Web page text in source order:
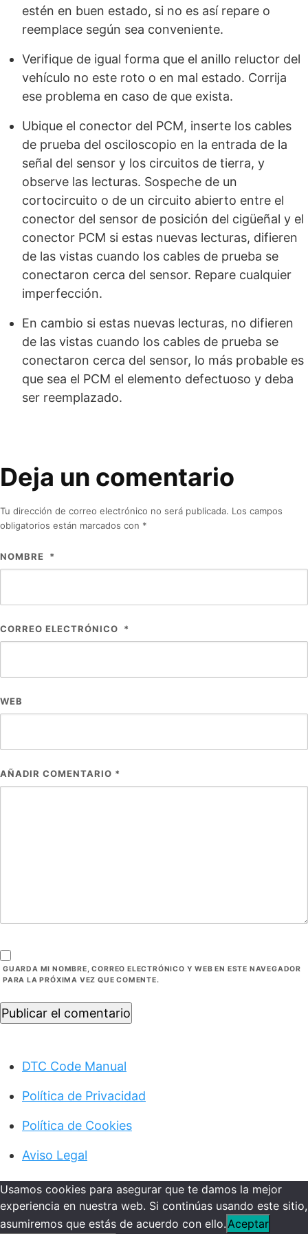
estén en buen estado, si no es así repare o
reemplace según sea conveniente.
Verifique de igual forma que el anillo reluctor del
vehículo no este roto o en mal estado. Corrija
ese problema en caso de que exista.
Ubique el conector del PCM, inserte los cables
de prueba del osciloscopio en la entrada de la
señal del sensor y los circuitos de tierra, y
observe las lecturas. Sospeche de un
cortocircuito o de un circuito abierto entre el
conector del sensor de posición del cigüeñal y el
conector PCM si estas nuevas lecturas, difieren
de las vistas cuando los cables de prueba se
conectaron cerca del sensor. Repare cualquier
imperfección.
En cambio si estas nuevas lecturas, no difieren
de las vistas cuando los cables de prueba se
conectaron cerca del sensor, lo más probable es
que sea el PCM el elemento defectuoso y deba
ser reemplazado.
Deja un comentario
Tu dirección de correo electrónico no será publicada. Los campos
obligatorios están marcados con *
NOMBRE *
CORREO ELECTRÓNICO *
WEB
AÑADIR COMENTARIO *
GUARDA MI NOMBRE, CORREO ELECTRÓNICO Y WEB EN ESTE NAVEGADOR
PARA LA PRÓXIMA VEZ QUE COMENTE.
Publicar el comentario
DTC Code Manual
Política de Privacidad
Política de Cookies
Aviso Legal
Usamos cookies para asegurar que te damos la mejor
experiencia en nuestra web. Si continúas usando este sitio,
asumiremos que estás de acuerdo con ello. Aceptar